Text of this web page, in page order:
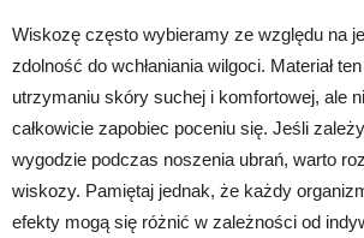
Wiskozę często wybieramy ze względu na
zdolność do wchłaniania wilgoci. Materiał
utrzymaniu skóry suchej i komfortowej, ale
całkowicie zapobiec poceniu się. Jeśli
wygodzie podczas noszenia ubrań, warto
wiskozy. Pamiętaj jednak, że każdy
efekty mogą się różnić w zależności od